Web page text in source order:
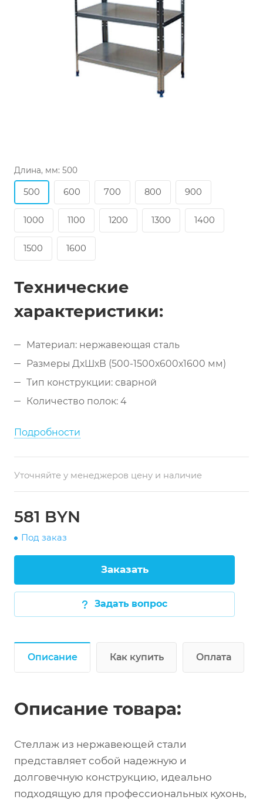
Длина, мм: 500
500 600 700 800 900
1000 1100 1200 1300 1400
1500 1600
Технические
характеристики:
Материал: нержавеющая сталь
Размеры ДхШхВ (500-1500x600x1600 мм)
Тип конструкции: сварной
Количество полок: 4
Подробности
Уточняйте у менеджеров цену и наличие
581 BYN
Под заказ
Заказать
Задать вопрос
Описание Как купить Оплата
Описание товара:
Стеллаж из нержавеющей стали
представляет собой надежную и
долговечную конструкцию, идеально
подходящую для профессиональных кухонь,